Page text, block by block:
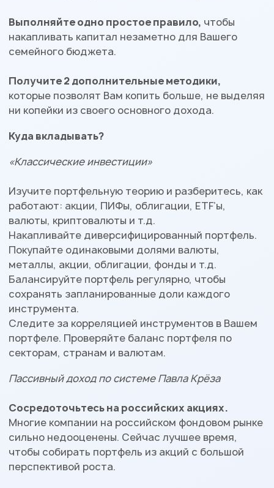
Выполняйте одно простое правило, чтобы
накапливать капитал незаметно для Вашего
семейного бюджета.
Получите 2 дополнительные методики,
которые позволят Вам копить больше, не выделяя
ни копейки из своего основного дохода.
Куда вкладывать?
«Классические инвестиции»
Изучите портфельную теорию и разберитесь, как
работают: акции, ПИФы, облигации, ETF’ы,
валюты, криптовалюты и т.д.
Накапливайте диверсифицированный портфель.
Покупайте одинаковыми долями валюты,
металлы, акции, облигации, фонды и т.д.
Балансируйте портфель регулярно, чтобы
сохранять запланированные доли каждого
инструмента.
Следите за корреляцией инструментов в Вашем
портфеле. Проверяйте баланс портфеля по
секторам, странам и валютам.
Пассивный доход по системе Павла Крёза
Сосредоточьтесь на российских акциях.
Многие компании на российском фондовом рынке
сильно недооценены. Сейчас лучшее время,
чтобы собирать портфель из акций с большой
перспективой роста.